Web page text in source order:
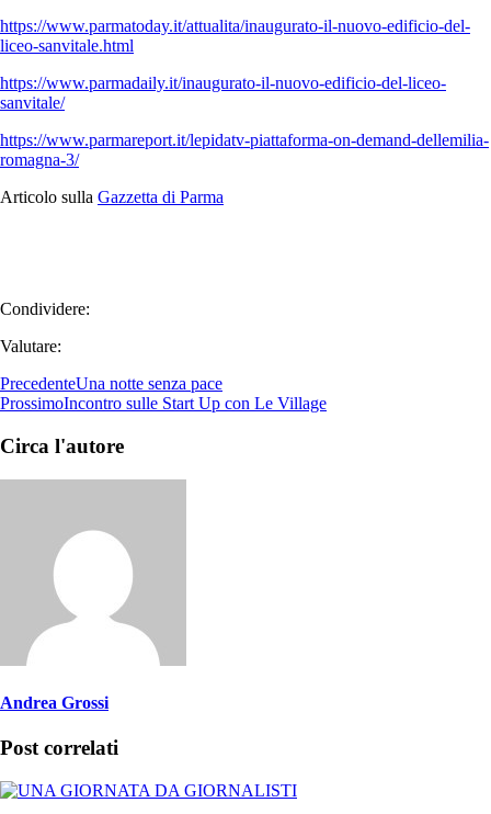
https://www.parmatoday.it/attualita/inaugurato-il-nuovo-edificio-del-
liceo-sanvitale.html
https://www.parmadaily.it/inaugurato-il-nuovo-edificio-del-liceo-
sanvitale/
https://www.parmareport.it/lepidatv-piattaforma-on-demand-dellemilia-
romagna-3/
Articolo sulla Gazzetta di Parma
Condividere:
Valutare:
PrecedenteUna notte senza pace
ProssimoIncontro sulle Start Up con Le Village
Circa l'autore
Andrea Grossi
Post correlati